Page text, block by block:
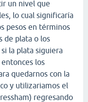
un nivel que
lo cual significaría
pesos en términos
de plata o los
la plata siguiera
los
quedarnos con la
y utilizariamos el
regresando